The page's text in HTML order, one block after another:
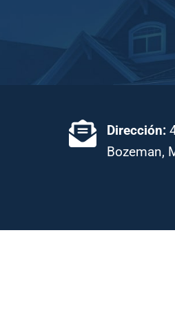
Dirección:
Bozeman,